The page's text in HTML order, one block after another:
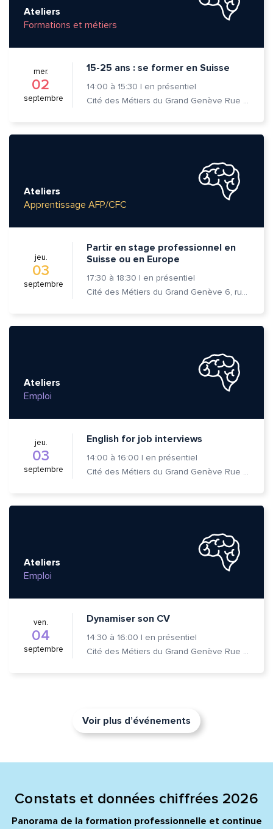
Ateliers
Formations et métiers
mer.
02
septembre
15-25 ans : se former en Suisse
14:00 à 15:30 | en présentiel
Cité des Métiers du Grand Genève Rue Prévost-Martin 6 1205 Genève
Ateliers
Apprentissage AFP/CFC
jeu.
03
septembre
Partir en stage professionnel en
Suisse ou en Europe
17:30 à 18:30 | en présentiel
Cité des Métiers du Grand Genève 6, rue Prévost-Martin 1205 Genève
Ateliers
Emploi
jeu.
03
septembre
English for job interviews
14:00 à 16:00 | en présentiel
Cité des Métiers du Grand Genève Rue Prévost-Martin 6 1205 Genève
Ateliers
Emploi
ven.
04
septembre
Dynamiser son CV
14:30 à 16:00 | en présentiel
Cité des Métiers du Grand Genève Rue Prévost-Martin 6 1205 Genève
Voir plus d’événements
Constats et données chiffrées 2026
Panorama de la formation professionnelle et continue